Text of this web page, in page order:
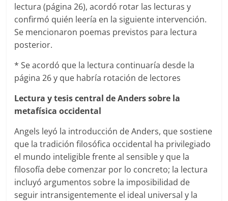
lectura (página 26), acordó rotar las lecturas y
confirmó quién leería en la siguiente intervención.
Se mencionaron poemas previstos para lectura
posterior.
* Se acordó que la lectura continuaría desde la
página 26 y que habría rotación de lectores
Lectura y tesis central de Anders sobre la
metafísica occidental
Angels leyó la introducción de Anders, que sostiene
que la tradición filosófica occidental ha privilegiado
el mundo inteligible frente al sensible y que la
filosofía debe comenzar por lo concreto; la lectura
incluyó argumentos sobre la imposibilidad de
seguir intransigentemente el ideal universal y la